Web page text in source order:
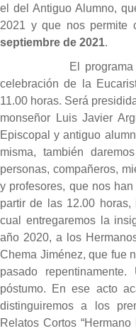
el del Antiguo Alumno,
2021 y que nos permite
septiembre de 2021.
El programa se
celebración de la
11.00 horas. Será
monseñor Luis Javier
Episcopal y antiguo
misma, también
personas, compañeros,
y profesores, que nos
partir de las 12.00
cual entregaremos la
año 2020, a los
Chema Jiménez, que fue
pasado
póstumo. En ese acto
distinguiremos a los
Relatos Cortos